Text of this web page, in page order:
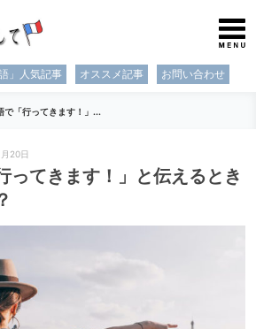
」人気記事 オススメ記事 お問い合わせ
で「行ってきます！」...
20日
ってきます！」と伝えるとき